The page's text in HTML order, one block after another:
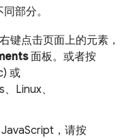
部分。
键点击页面上的元素，
面板。或者按
或
、Linux、
，请按